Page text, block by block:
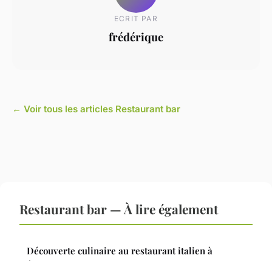
ECRIT PAR
frédérique
← Voir tous les articles Restaurant bar
Restaurant bar — À lire également
Découverte culinaire au restaurant italien à